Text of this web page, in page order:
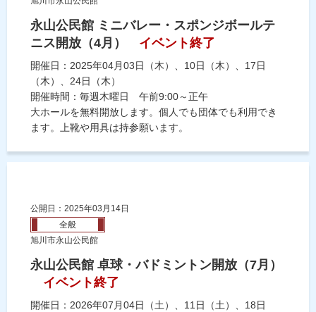
永山公民館 ミニバレー・スポンジボールテ
ニス開放（4月）
イベント終了
開催日：2025年04月03日（木）、10日（木）、17日
（木）、24日（木）
開催時間：毎週木曜日 午前9:00～正午
大ホールを無料開放します。個人でも団体でも利用でき
ます。上靴や用具は持参願います。
公開日：2025年03月14日
全般
旭川市永山公民館
永山公民館 卓球・バドミントン開放（7月）
イベント終了
開催日：2026年07月04日（土）、11日（土）、18日